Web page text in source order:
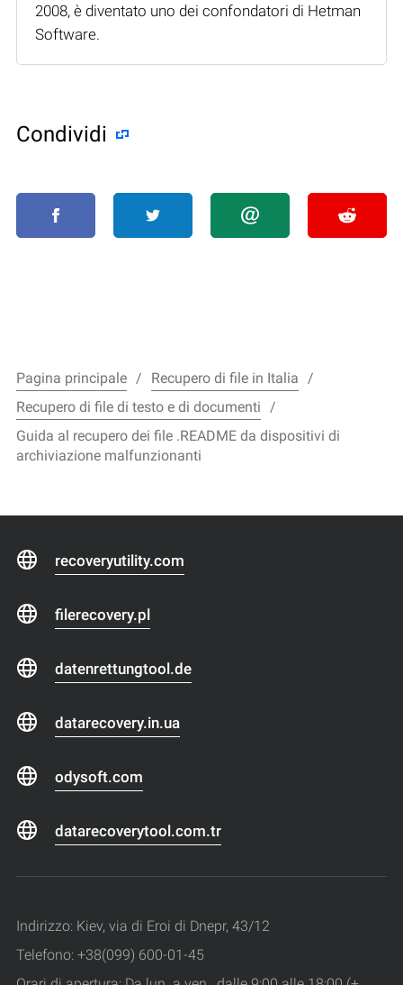
2008, è diventato uno dei confondatori di Hetman
Software.
Condividi
Pagina principale
Recupero di file in Italia
Recupero di file di testo e di documenti
Guida al recupero dei file .README da dispositivi di
archiviazione malfunzionanti
recoveryutility.com
filerecovery.pl
datenrettungtool.de
datarecovery.in.ua
odysoft.com
datarecoverytool.com.tr
Indirizzo: Kiev, via di Eroi di Dnepr, 43/12
Telefono: +38(099) 600-01-45